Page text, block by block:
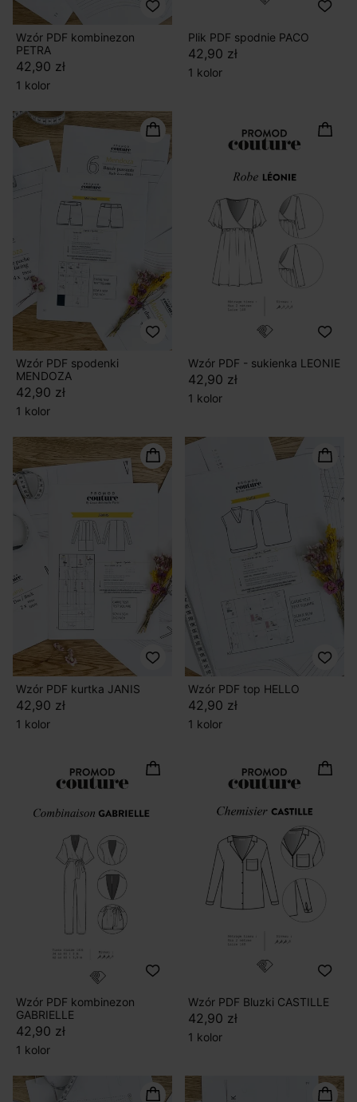
Wzór PDF kombinezon
PETRA
42,90 zł
1 kolor
Plik PDF spodnie PACO
42,90 zł
1 kolor
Wzór PDF spodenki
MENDOZA
42,90 zł
1 kolor
Wzór PDF - sukienka LEONIE
42,90 zł
1 kolor
Wzór PDF kurtka JANIS
42,90 zł
1 kolor
Wzór PDF top HELLO
42,90 zł
1 kolor
Wzór PDF kombinezon
GABRIELLE
42,90 zł
1 kolor
Wzór PDF Bluzki CASTILLE
42,90 zł
1 kolor